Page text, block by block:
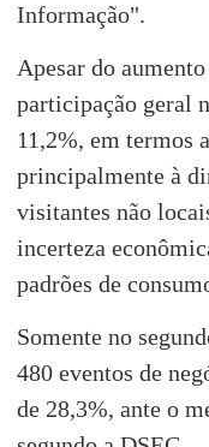
Informação".
Apesar do
participação geral
11,2%, em termos
principalmente à
visitantes não
incerteza
padrões de
Somente no
480 eventos de
de 28,3%, ante o